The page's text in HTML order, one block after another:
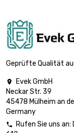
Länge :
Breite :
Länge : 1
Dicke/
Geprüfte Qualität

Evek GmbH
Neckar Str. 39
45478 Mülheim an
Germany
 Rufen Sie uns an: